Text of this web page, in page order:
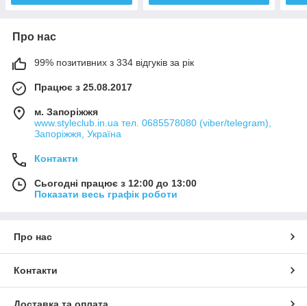
Про нас
99% позитивних з 334 відгуків за рік
Працює з 25.08.2017
м. Запоріжжя
www.styleclub.in.ua тел. 0685578080 (viber/telegram),
Запоріжжя, Україна
Контакти
Сьогодні працює з 12:00 до 13:00
Показати весь графік роботи
Про нас
Контакти